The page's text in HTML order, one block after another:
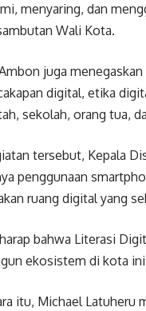
menyaring, dan
Wali Kota.
juga
digital, etika
sekolah, orang tua,
tersebut, Kepala
penggunaan
ruang digital yang
bahwa Literasi
ekosistem di kota
itu, Michael Latuheru